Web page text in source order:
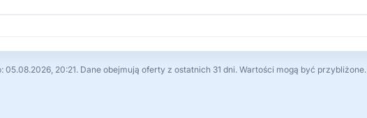
05.08.2026, 20:21. Dane obejmują oferty z ostatnich 31 dni. Wartości mogą być przybliżone.